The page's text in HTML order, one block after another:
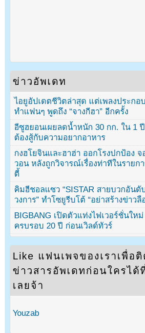
ข่าวอัพเดท
ไอยูอัปเดตชีวิตล่าสุด แต่เพลงประกอ
ทำแฟนๆ พูดถึง “จางกีฮา” อีกครั้ง
อีซูฮยอนเผยลดน้ำหนัก 30 กก. ใน 1
ต้องสู้กับความอยากอาหาร
กงฮโยจินและฮาฮ่า ออกโรงปกป้อง จ
วอน หลังถูกวิจารณ์เรื่องท่าทีในรายกา
ตี้
คิมฮีชอลแซว “SISTAR สายบวกอันดั
วงการ” ทำโซยูรีบโต้ “อย่าสร้างข่าวลื
BIGBANG เปิดตัวแท่งไฟเวอร์ชั่นให
ครบรอบ 20 ปี ก่อนเวิลด์ทัวร์
Like แฟนเพจของเราเพื่อ
ข่าวสารอัพเดทก่อนใครได้
เลยจ้า
Youzab